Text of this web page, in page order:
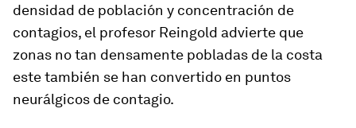
densidad de población y concentración de
contagios, el profesor Reingold advierte que
zonas no tan densamente pobladas de la costa
este también se han convertido en puntos
neurálgicos de contagio.